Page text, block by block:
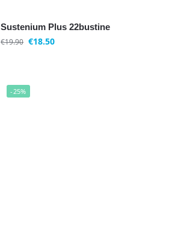
Sustenium Plus 22bustine
€19.90 €18.50
-25%